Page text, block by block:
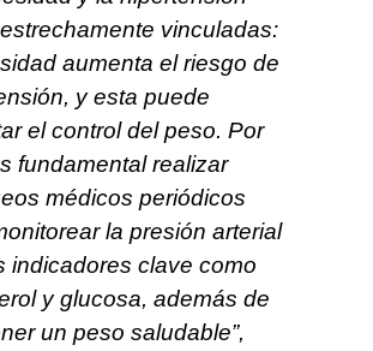
vinculadas:
aumenta el riesgo de
y esta puede
el control del peso. Por
fundamental realizar
médicos periódicos
la presión arterial
indicadores clave como
y glucosa, además de
un peso saludable”,